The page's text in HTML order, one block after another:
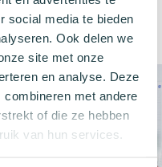
social media te bieden
Ook delen we
site met onze
en analyse. Deze
met andere
of die ze hebben
van hun services.
Package Deal
-10%
Buy, Spin & Win 🚙